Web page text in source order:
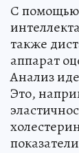
С помощью
также
аппарат
Анализ
Это,